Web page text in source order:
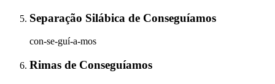
Separação Silábica de Conseguíamos
con-se-guí-a-mos
Rimas de Conseguíamos